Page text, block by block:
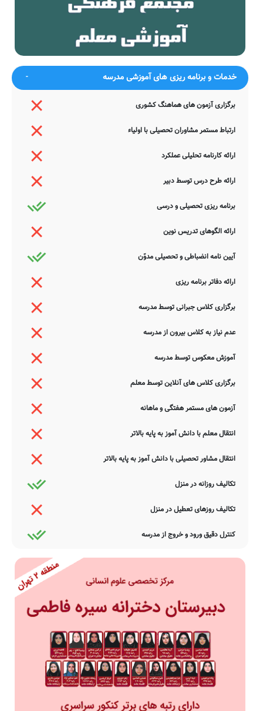
دل صنوبریم همچو بید لرزان است
دوست
را
چه باشد ار شود از بند غم دلش
چو هست حافظ مسکین غلام و چاکر
مرحبا ای پیک مشتاقان بده پیغام
دوست
تا کنم جان از سر رغبت فدای نام
ضمناً یادآور می شود اطلاعات مندرج در این صفحه توسط موتورهای
جستجوی هوشمند سامانه های آنلاین گردآوری شده است. به همین جهت
ممکن است در برخی از موارد، دچار خطا بوده و یا نیازمند بروزرسانی
باشند. چنانچه شما از عوامل این مدرسه هستید و یا اطلاعات دقیقتری در
این خصوص دارید عمیقاً خواهشمندیم ما را جهت اصلاح و تکمیل این
نظرات تکمیل کننده شما می باشد.
خدمات و برنامه ریزی های آموزشی مدرسه
برگزاری آزمون های هماهنگ کشوری
ارتباط مستمر مشاوران تحصیلی با اولیاء
ارائه کارنامه تحلیلی عملکرد
ارائه طرح درس توسط دبیر
برنامه ریزی تحصیلی و درسی
ارائه الگوهای تدریس نوین
آیین نامه انضباطی و تحصیلی مدوّن
ارائه دفاتر برنامه ریزی
برگزاری کلاس جبرانی توسط مدرسه
عدم نیاز به کلاس بیرون از مدرسه
آموزش معکوس توسط مدرسه
برگزاری کلاس های آنلاین توسط معلم
آزمون های مستمر هفتگی و ماهانه
انتقال معلم با دانش آموز به پایه بالاتر
انتقال مشاور تحصیلی با دانش آموز به پایه بالاتر
تکالیف روزانه در منزل
تکالیف روزهای تعطیل در منزل
کنترل دقیق ورود و خروج از مدرسه